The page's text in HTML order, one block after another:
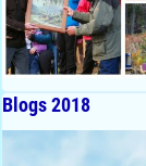
Blogs 2018